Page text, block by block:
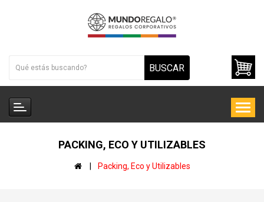
BUSCAR
PACKING, ECO Y UTILIZABLES
Packing, Eco y Utilizables